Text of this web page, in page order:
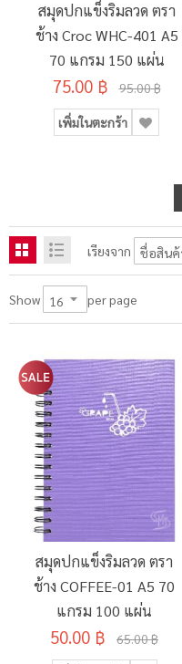
สมุดปกแข็งริมลวด ตรา
ช้าง Croc WHC-401 A5
70 แกรม 150 แผ่น
75.00 ฿ 95.00 ฿
เพิ่มในตะกร้า
เรียงจาก
Show per page
สมุดปกแข็งริมลวด ตรา
ช้าง COFFEE-01 A5 70
แกรม 100 แผ่น
50.00 ฿ 65.00 ฿